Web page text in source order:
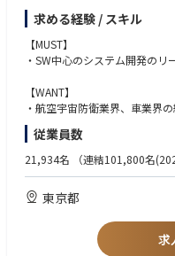
・量子プロセッサ初号機・次
参画
【職務内容】
大規模な開発プロジェクトの
ステムの上流設計およびイン
・顧客(要求元やユーザー)との
・プロジェクトのメンバーが
盾せず要求を満たせるように統
せるように統括する。
・サブシステムを組み上げて
認するインテグレーション試
我々が担っているシステムの
https://www.mod.go.jp/
求める経験 / スキル
【MUST】
・SW中心のシステム開発のリ
【WANT】
・航空宇宙防衛業界、車業界
・情報技術者の資格
【求める人物像・ソフトスキル
・日本の安全保障に貢献した
・真摯に考え、行動できる人
従業員数
21,934名 （連結101,800名
東京都
求